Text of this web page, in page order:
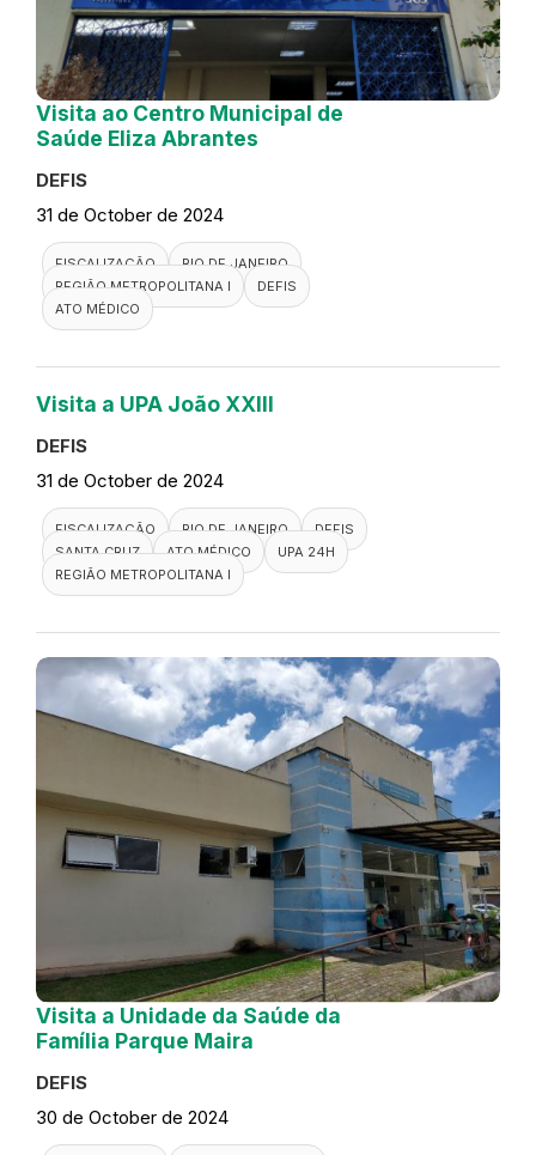
Visita ao Centro Municipal de
Saúde Eliza Abrantes
DEFIS
31 de October de 2024
FISCALIZAÇÃO
RIO DE JANEIRO
REGIÃO METROPOLITANA I
DEFIS
ATO MÉDICO
Visita a UPA João XXIII
DEFIS
31 de October de 2024
FISCALIZAÇÃO RIO DE JANEIRO
DEFIS
SANTA CRUZ
ATO MÉDICO
UPA 24H
REGIÃO METROPOLITANA I
Visita a Unidade da Saúde da
Família Parque Maira
DEFIS
30 de October de 2024